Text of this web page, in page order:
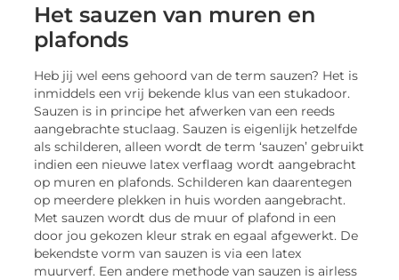
Het sauzen van muren en
plafonds
Heb jij wel eens gehoord van de term sauzen? Het is
inmiddels een vrij bekende klus van een stukadoor.
Sauzen is in principe het afwerken van een reeds
aangebrachte stuclaag. Sauzen is eigenlijk hetzelfde
als schilderen, alleen wordt de term ‘sauzen’ gebruikt
indien een nieuwe latex verflaag wordt aangebracht
op muren en plafonds. Schilderen kan daarentegen
op meerdere plekken in huis worden aangebracht.
Met sauzen wordt dus de muur of plafond in een
door jou gekozen kleur strak en egaal afgewerkt. De
bekendste vorm van sauzen is via een latex
muurverf. Een andere methode van sauzen is airless